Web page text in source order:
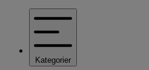
Kategorier